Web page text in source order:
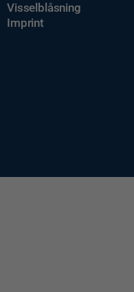
Visselblåsning
Imprint